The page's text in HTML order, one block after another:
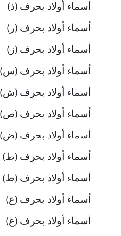
أسماء أولاد بحرف (ذ)
أسماء أولاد بحرف (ر)
أسماء أولاد بحرف (ز)
أسماء أولاد بحرف (س)
أسماء أولاد بحرف (ش)
أسماء أولاد بحرف (ص)
أسماء أولاد بحرف (ض)
أسماء أولاد بحرف (ط)
أسماء أولاد بحرف (ظ)
أسماء أولاد بحرف (ع)
أسماء أولاد بحرف (غ)